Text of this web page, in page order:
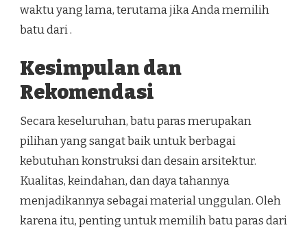
waktu yang lama, terutama jika Anda memilih
batu dari .
Kesimpulan dan
Rekomendasi
Secara keseluruhan, batu paras merupakan
pilihan yang sangat baik untuk berbagai
kebutuhan konstruksi dan desain arsitektur.
Kualitas, keindahan, dan daya tahannya
menjadikannya sebagai material unggulan. Oleh
karena itu, penting untuk memilih batu paras dari